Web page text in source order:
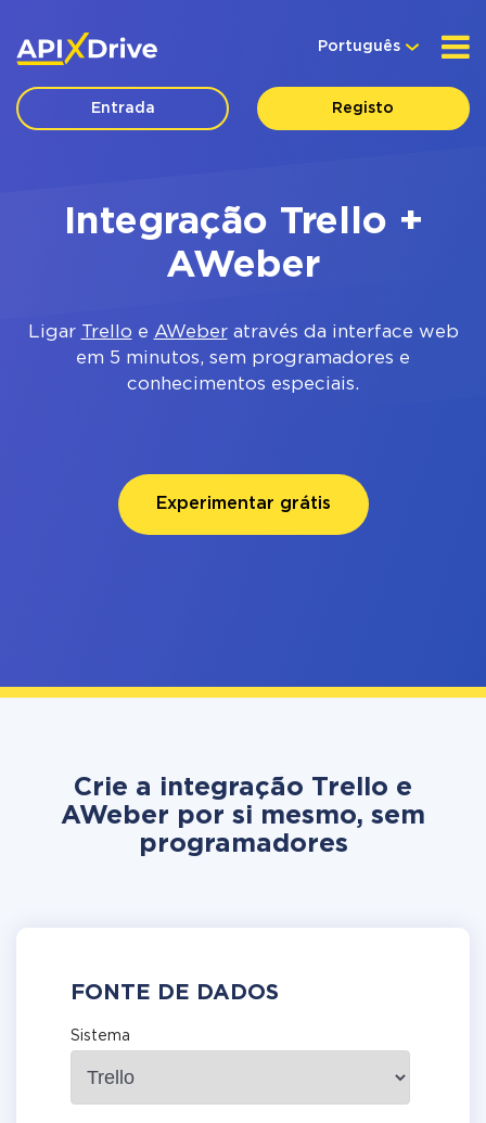
Português
Entrada Registo
Integração Trello +
AWeber
Ligar Trello e AWeberatravés da interface web
em 5 minutos, sem programadores e
conhecimentos especiais.
Experimentar grátis
Crie a integração Trello e
AWeber por si mesmo, sem
programadores
FONTE DE DADOS
Sistema